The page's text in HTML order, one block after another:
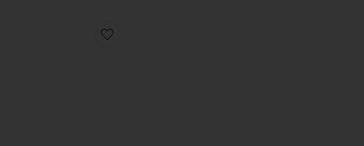
Favorite Chinelo Liners